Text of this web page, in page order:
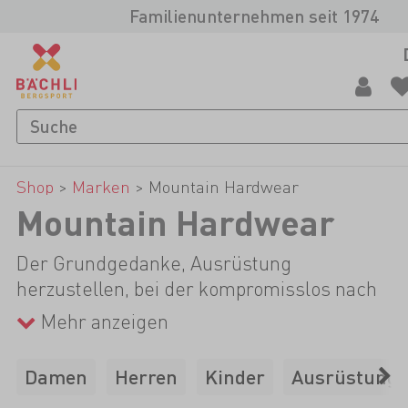
Familienunternehmen seit 1974
Shop > Marken > Mountain Hardwear
Mountain Hardwear
Der Grundgedanke, Ausrüstung
herzustellen, bei der kompromisslos nach
Funktionalität gesucht wird, welche die
Performance unterstützt und verbessert,
prägt die Produkte von Mountain Hardwear
seit den Anfängen. Diese gehen auf 1993
Mehr anzeigen
Damen Herren Kinder Ausrüstung